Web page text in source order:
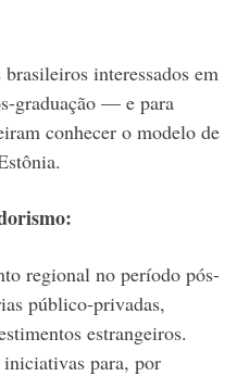
interessados em
graduação — e para
conhecer o modelo de
regional no período pós-
público-privadas,
estrangeiros.
para, por